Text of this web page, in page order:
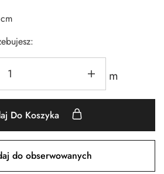
m
Do Koszyka
do obserwowanych